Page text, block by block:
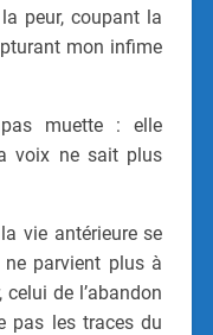
peur, coupant la
mon infime
pas muette : elle
voix ne sait plus
vie antérieure se
parvient plus à
celui de l’abandon
pas les traces du